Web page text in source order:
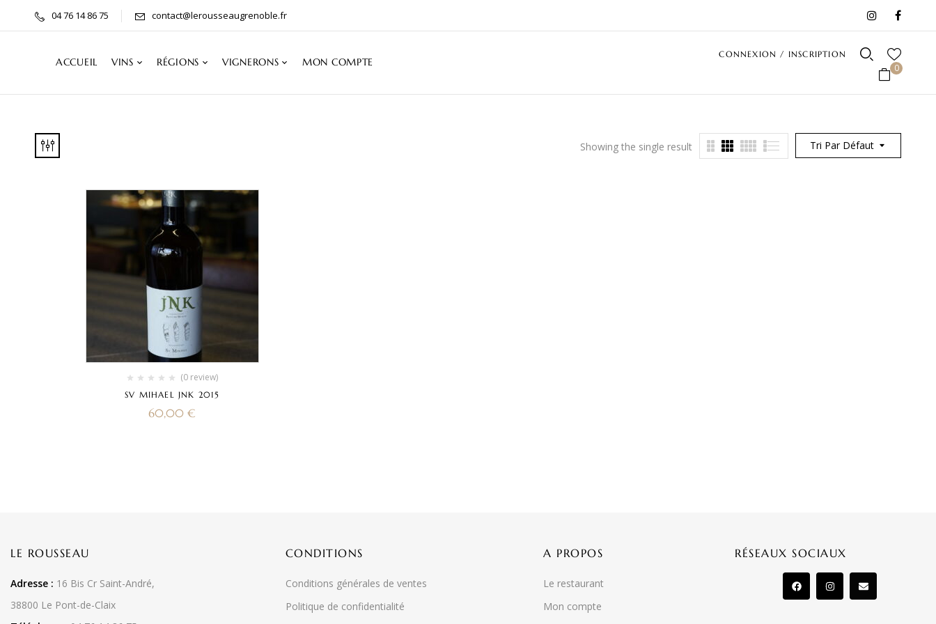
04 76 14 86 75 contact@lerousseaugrenoble.fr
ACCUEIL VINS RÉGIONS VIGNERONS MON COMPTE
CONNEXION / INSCRIPTION
0
Tri Par Défaut
Showing the single result
(0 review)
SV MIHAEL JNK 2015
60,00€
LE ROUSSEAU
Adresse : 16 Bis Cr Saint-André,
38800 Le Pont-de-Claix
CONDITIONS
Conditions générales de ventes
Politique de confidentialité
A PROPOS
Le restaurant
Mon compte
RÉSEAUX SOCIAUX